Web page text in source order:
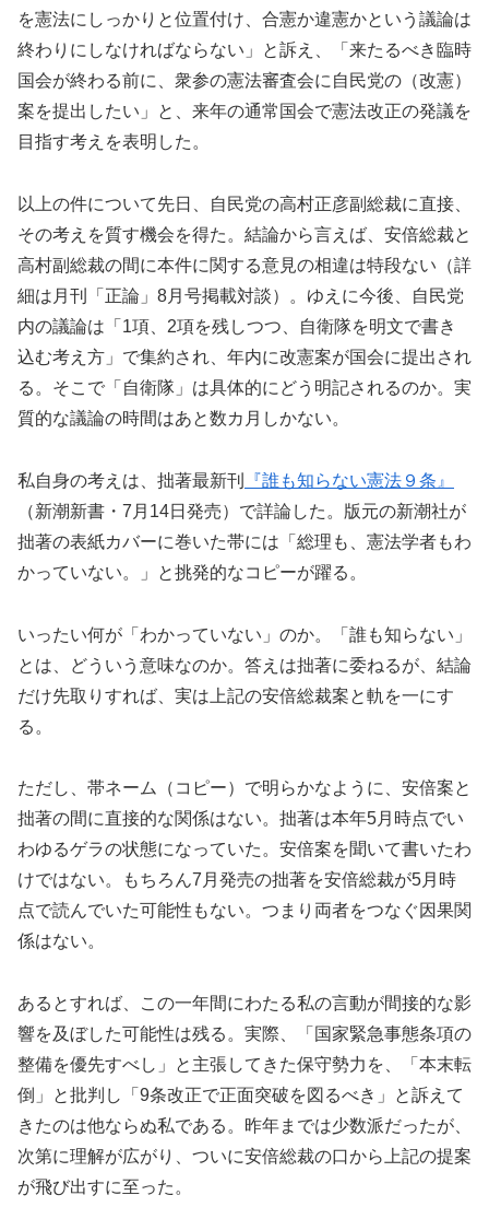
を憲法にしっかりと位置付け、合憲か違憲かという議論は
終わりにしなければならない」と訴え、「来たるべき臨時
国会が終わる前に、衆参の憲法審査会に自民党の（改憲）
案を提出したい」と、来年の通常国会で憲法改正の発議を
目指す考えを表明した。
以上の件について先日、自民党の高村正彦副総裁に直接、
その考えを質す機会を得た。結論から言えば、安倍総裁と
高村副総裁の間に本件に関する意見の相違は特段ない（詳
細は月刊「正論」8月号掲載対談）。ゆえに今後、自民党
内の議論は「1項、2項を残しつつ、自衛隊を明文で書き
込む考え方」で集約され、年内に改憲案が国会に提出され
る。そこで「自衛隊」は具体的にどう明記されるのか。実
質的な議論の時間はあと数カ月しかない。
私自身の考えは、拙著最新刊
『誰も知らない憲法９条』
（新潮新書・7月14日発売）で詳論した。版元の新潮社が
拙著の表紙カバーに巻いた帯には「総理も、憲法学者もわ
かっていない。」と挑発的なコピーが躍る。
いったい何が「わかっていない」のか。「誰も知らない」
とは、どういう意味なのか。答えは拙著に委ねるが、結論
だけ先取りすれば、実は上記の安倍総裁案と軌を一にす
る。
ただし、帯ネーム（コピー）で明らかなように、安倍案と
拙著の間に直接的な関係はない。拙著は本年5月時点でい
わゆるゲラの状態になっていた。安倍案を聞いて書いたわ
けではない。もちろん7月発売の拙著を安倍総裁が5月時
点で読んでいた可能性もない。つまり両者をつなぐ因果関
係はない。
あるとすれば、この一年間にわたる私の言動が間接的な影
響を及ぼした可能性は残る。実際、「国家緊急事態条項の
整備を優先すべし」と主張してきた保守勢力を、「本末転
倒」と批判し「9条改正で正面突破を図るべき」と訴えて
きたのは他ならぬ私である。昨年までは少数派だったが、
次第に理解が広がり、ついに安倍総裁の口から上記の提案
が飛び出すに至った。